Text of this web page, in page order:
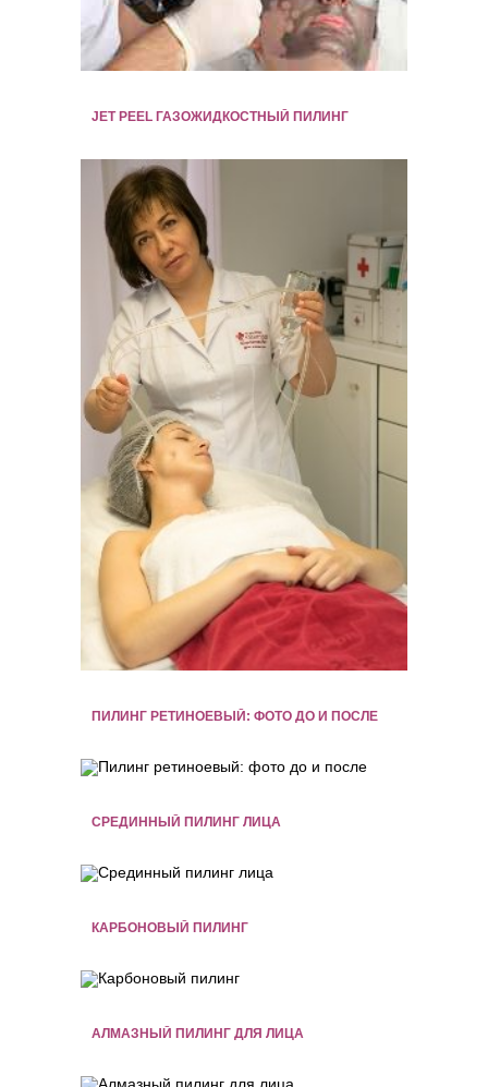
JET PEEL ГАЗОЖИДКОСТНЫЙ ПИЛИНГ
ПИЛИНГ РЕТИНОЕВЫЙ: ФОТО ДО И ПОСЛЕ
СРЕДИННЫЙ ПИЛИНГ ЛИЦА
КАРБОНОВЫЙ ПИЛИНГ
АЛМАЗНЫЙ ПИЛИНГ ДЛЯ ЛИЦА